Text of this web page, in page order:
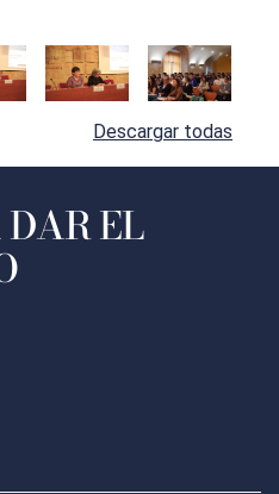
Descargar todas
EL